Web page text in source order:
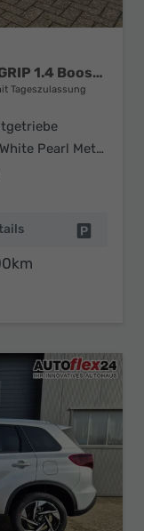
Comfort+ 110PS MHEV 4x4 ALLGRIP 1.4 Boosterjet Allrad Teilleder mit Alcantara Navi Klimaautomatik Sitzheizung ACC PDC v+h Rückf.Kamera Suzuki-Radio Apple CarPlay Android Auto Touchscreen 2xKeyless 17-LM
Tageszulassung
Cool White Pearl Metallic